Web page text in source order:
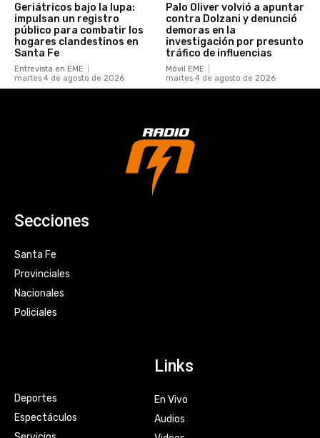
Geriátricos bajo la lupa:
impulsan un registro
público para combatir los
hogares clandestinos en
Santa Fe
Entrevista en EME
martes 4 de agosto de 2026
Palo Oliver volvió a apuntar
contra Dolzani y denunció
demoras en la
investigación por presunto
tráfico de influencias
Móvil EME
martes 4 de agosto de 2026
Secciones
Santa Fe
Provinciales
Nacionales
Policiales
Deportes
Espectáculos
Links
En Vivo
Audios